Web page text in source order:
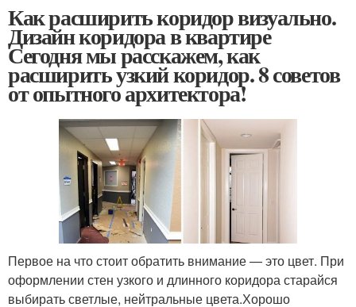
Как расширить коридор визуально.
Дизайн коридора в квартире
Сегодня мы расскажем, как
расширить узкий коридор. 8 советов
от опытного архитектора!
Первое на что стоит обратить внимание — это цвет. При
оформлении стен узкого и длинного коридора старайся
выбирать светлые, нейтральные цвета.Хорошо